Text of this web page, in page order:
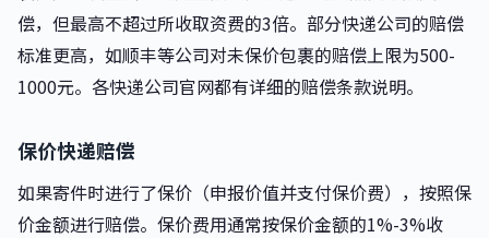
偿，但最高不超过所收取资费的3倍。部分快递公司的赔偿
标准更高，如顺丰等公司对未保价包裹的赔偿上限为500-
1000元。各快递公司官网都有详细的赔偿条款说明。
保价快递赔偿
如果寄件时进行了保价（申报价值并支付保价费），按照保
价金额进行赔偿。保价费用通常按保价金额的1%-3%收